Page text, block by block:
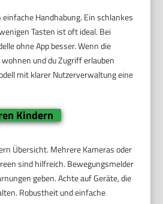
Handhabung. Ein schlankes
Tasten ist oft ideal. Bei
ohne App besser. Wenn die
und du Zugriff erlauben
mit klarer Nutzerverwaltung eine
Kindern
Übersicht. Mehrere Kameras oder
sind hilfreich. Bewegungsmelder
geben. Achte auf Geräte, die
Robustheit und einfache